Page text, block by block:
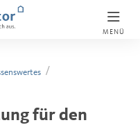
MENÜ
für den